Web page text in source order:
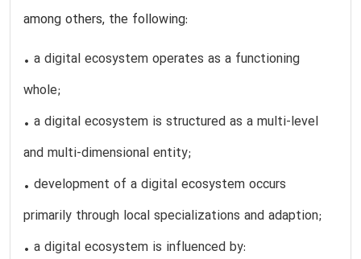
among others, the following:
• a digital ecosystem operates as a functioning
whole;
• a digital ecosystem is structured as a multi-level
and multi-dimensional entity;
• development of a digital ecosystem occurs
primarily through local specializations and adaption;
• a digital ecosystem is influenced by: